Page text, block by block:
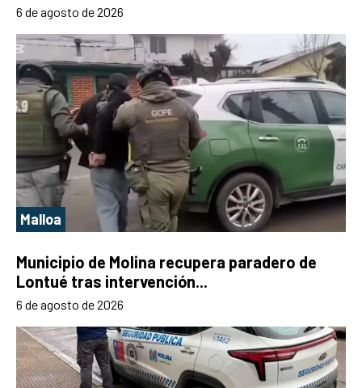
6 de agosto de 2026
Malloa
Municipio de Molina recupera paradero de
Lontué tras intervención...
6 de agosto de 2026